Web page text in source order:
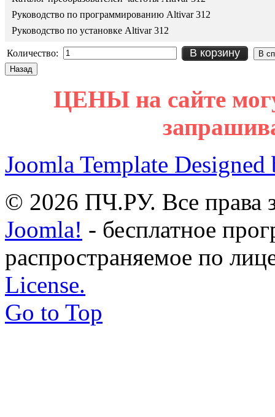
Руководство по программированию Altivar 312
Руководство по установке Altivar 312
Количество: В корзину
ЦЕНЫ на сайте
Joomla Template Designed
© 2026 ПЧ.РУ. Все права
Joomla! - бесплатное
распространяемое по
License.
Go to Top